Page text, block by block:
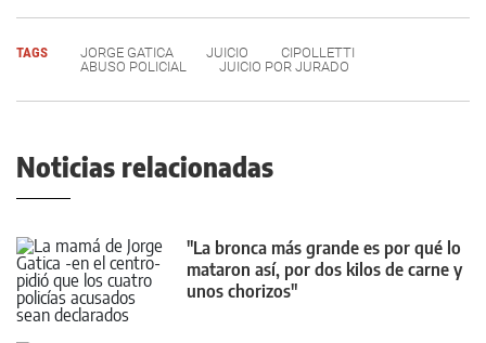
TAGS JORGE GATICA JUICIO
CIPOLLETTI
ABUSO POLICIAL
JUICIO POR JURADO
Noticias relacionadas
"La bronca más grande es por qué lo
mataron así, por dos kilos de carne y
unos chorizos"